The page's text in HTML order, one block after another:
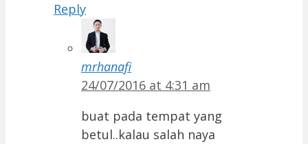
Reply
mrhanafi
24/07/2016 at 4:31 am
buat pada tempat yang
betul..kalau salah naya